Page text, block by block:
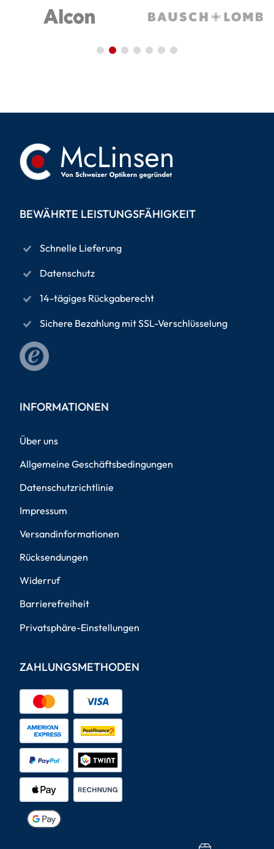
BEWÄHRTE LEISTUNGSFÄHIGKEIT
Schnelle Lieferung
Datenschutz
14-tägiges Rückgaberecht
Sichere Bezahlung mit SSL-Verschlüsselung
INFORMATIONEN
Über uns
Allgemeine Geschäftsbedingungen
Datenschutzrichtlinie
Impressum
Versandinformationen
Rücksendungen
Widerruf
Barrierefreiheit
Privatsphäre-Einstellungen
ZAHLUNGSMETHODEN